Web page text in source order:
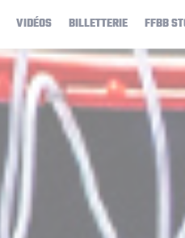
VIDÉOS BILLETTERIE FFBB